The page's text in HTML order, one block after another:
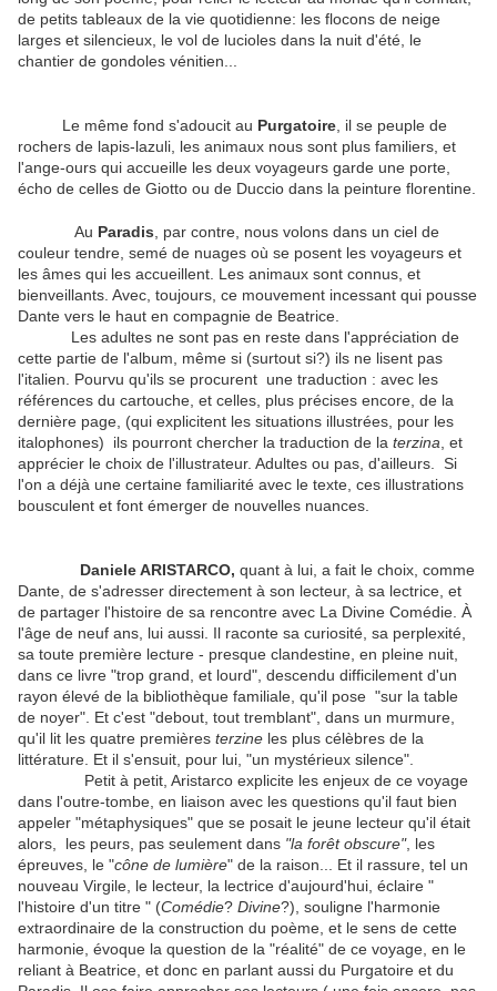
de petits tableaux de la vie quotidienne: les flocons de neige
larges et silencieux, le vol de lucioles dans la nuit d'été, le
chantier de gondoles vénitien...
Le même fond s'adoucit au Purgatoire , il se peuple de
rochers de lapis-lazuli, les animaux nous sont plus familiers, et
l'ange-ours qui accueille les deux voyageurs garde une porte,
écho de celles de Giotto ou de Duccio dans la peinture florentine.
Au Paradis , par contre, nous volons dans un ciel de
couleur tendre, semé de nuages où se posent les voyageurs et
les âmes qui les accueillent. Les animaux sont connus, et
bienveillants. Avec, toujours, ce mouvement incessant qui pousse
Dante vers le haut en compagnie de Beatrice.
Les adultes ne sont pas en reste dans l'appréciation de
cette partie de l'album, même si (surtout si?) ils ne lisent pas
l'italien. Pourvu qu'ils se procurent une traduction : avec les
références du cartouche, et celles, plus précises encore, de la
dernière page, (qui explicitent les situations illustrées, pour les
italophones) ils pourront chercher la traduction de la terzina , et
apprécier le choix de l'illustrateur. Adultes ou pas, d'ailleurs. Si
l'on a déjà une certaine familiarité avec le texte, ces illustrations
bousculent et font émerger de nouvelles nuances.
Daniele ARISTARCO, quant à lui, a fait le choix, comme
Dante, de s'adresser directement à son lecteur, à sa lectrice, et
de partager l'histoire de sa rencontre avec La Divine Comédie. À
l'âge de neuf ans, lui aussi. Il raconte sa curiosité, sa perplexité,
sa toute première lecture - presque clandestine, en pleine nuit,
dans ce livre "trop grand, et lourd", descendu difficilement d'un
rayon élevé de la bibliothèque familiale, qu'il pose "sur la table
de noyer". Et c'est "debout, tout tremblant", dans un murmure,
qu'il lit les quatre premières terzine les plus célèbres de la
littérature. Et il s'ensuit, pour lui, "un mystérieux silence".
Petit à petit, Aristarco explicite les enjeux de ce voyage
dans l'outre-tombe, en liaison avec les questions qu'il faut bien
appeler "métaphysiques" que se posait le jeune lecteur qu'il était
alors, les peurs, pas seulement dans "la forêt obscure", les
épreuves, le "cône de lumière" de la raison... Et il rassure, tel un
nouveau Virgile, le lecteur, la lectrice d'aujourd'hui, éclaire "
l'histoire d'un titre " (Comédie? Divine?), souligne l'harmonie
extraordinaire de la construction du poème, et le sens de cette
harmonie, évoque la question de la "réalité" de ce voyage, en le
reliant à Beatrice, et donc en parlant aussi du Purgatoire et du